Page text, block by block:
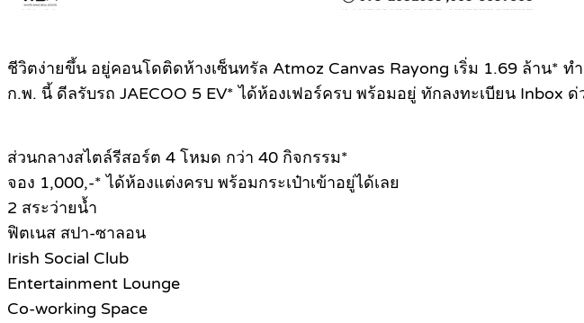
ชีวิตง่ายขึ้น อยู่คอนโดติดห้างเซ็นทรัล Atmoz Canvas Rayong เริ่ม 1.69 ล้าน*
ก.พ. นี้ ดีลรับรถ JAECOO 5 EV* ได้ห้องเฟอร์ครบ พร้อมอยู่ ทักลงทะเบียน Inbox ด่
ส่วนกลางสไตล์รีสอร์ต 4 โหมด กว่า 40 กิจกรรม*
จอง 1,000,-* ได้ห้องแต่งครบ พร้อมกระเป๋าเข้าอยู่ได้เลย
2 สระว่ายน้ำ
ฟิตเนส สปา-ซาลอน
Irish Social Club
Entertainment Lounge
Co-working Space